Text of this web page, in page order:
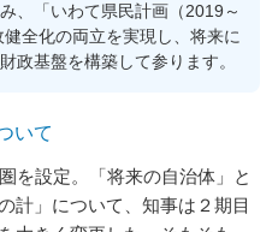
、「いわて県民計画（2019～
全化の両立を実現し、将来に
政基盤を構築して参ります。
いて
を設定。「将来の自治体」と
計」について、知事は２期目